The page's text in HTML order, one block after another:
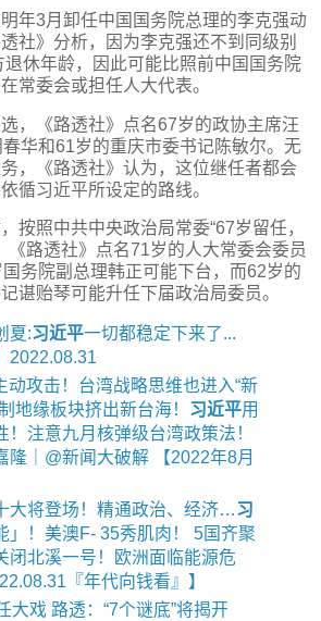
年3月卸任中国国务院总理的李克强动
社》分析，因为李克强还不到同级别
休年龄，因此可能比照前中国国务院
常委会或担任人大代表。
，《路透社》点名67岁的政协主席汪
华和61岁的重庆市委书记陈敏尔。无
，《路透社》认为，这位继任者都会
循习近平所设定的路线。
按照中共中央政治局常委“67岁留任，
《路透社》点名71岁的人大常委会委员
务院副总理韩正可能下台，而62岁的
谌贻琴可能升任下届政治局委员。
夏:习近平一切都稳定下来了...
2022.08.31
动攻击！台湾战略思维也进入“新
地缘板块挤出新台海！ 习近平用
！注意九月核弹级台湾政策法！
隆｜@新闻大破解 【2022年8月
大将登场！精通政治、经济…习
」！美澳F- 35秀肌肉！ 5国齐聚
闭北溪一号！欧洲面临能源危
『年代向钱看』】
大戏 路透：“7个谜底”将揭开